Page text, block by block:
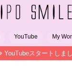
YouTube My
YouTubeスタートしまし